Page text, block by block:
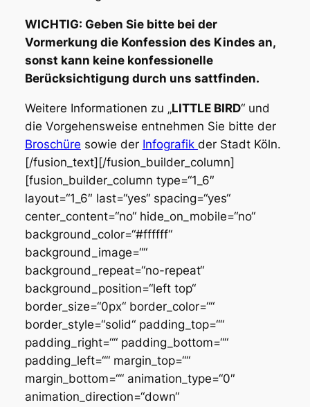
WICHTIG: Geben Sie bitte bei der
Vormerkung die Konfession des Kindes an,
sonst kann keine konfessionelle
Berücksichtigung durch uns sattfinden.
Weitere Informationen zu „LITTLE BIRD“ und
die Vorgehensweise entnehmen Sie bitte der
Broschüre sowie der Infografik der Stadt Köln.
[/fusion_text][/fusion_builder_column]
[fusion_builder_column type=“1_6″
layout=“1_6″ last=“yes“ spacing=“yes“
center_content=“no“ hide_on_mobile=“no“
background_color=“#ffffff“
background_image=““
background_repeat=“no-repeat“
background_position=“left top“
border_size=“0px“ border_color=““
border_style=“solid“ padding_top=““
padding_right=““ padding_bottom=““
padding_left=““ margin_top=““
margin_bottom=““ animation_type=“0″
animation_direction=“down“